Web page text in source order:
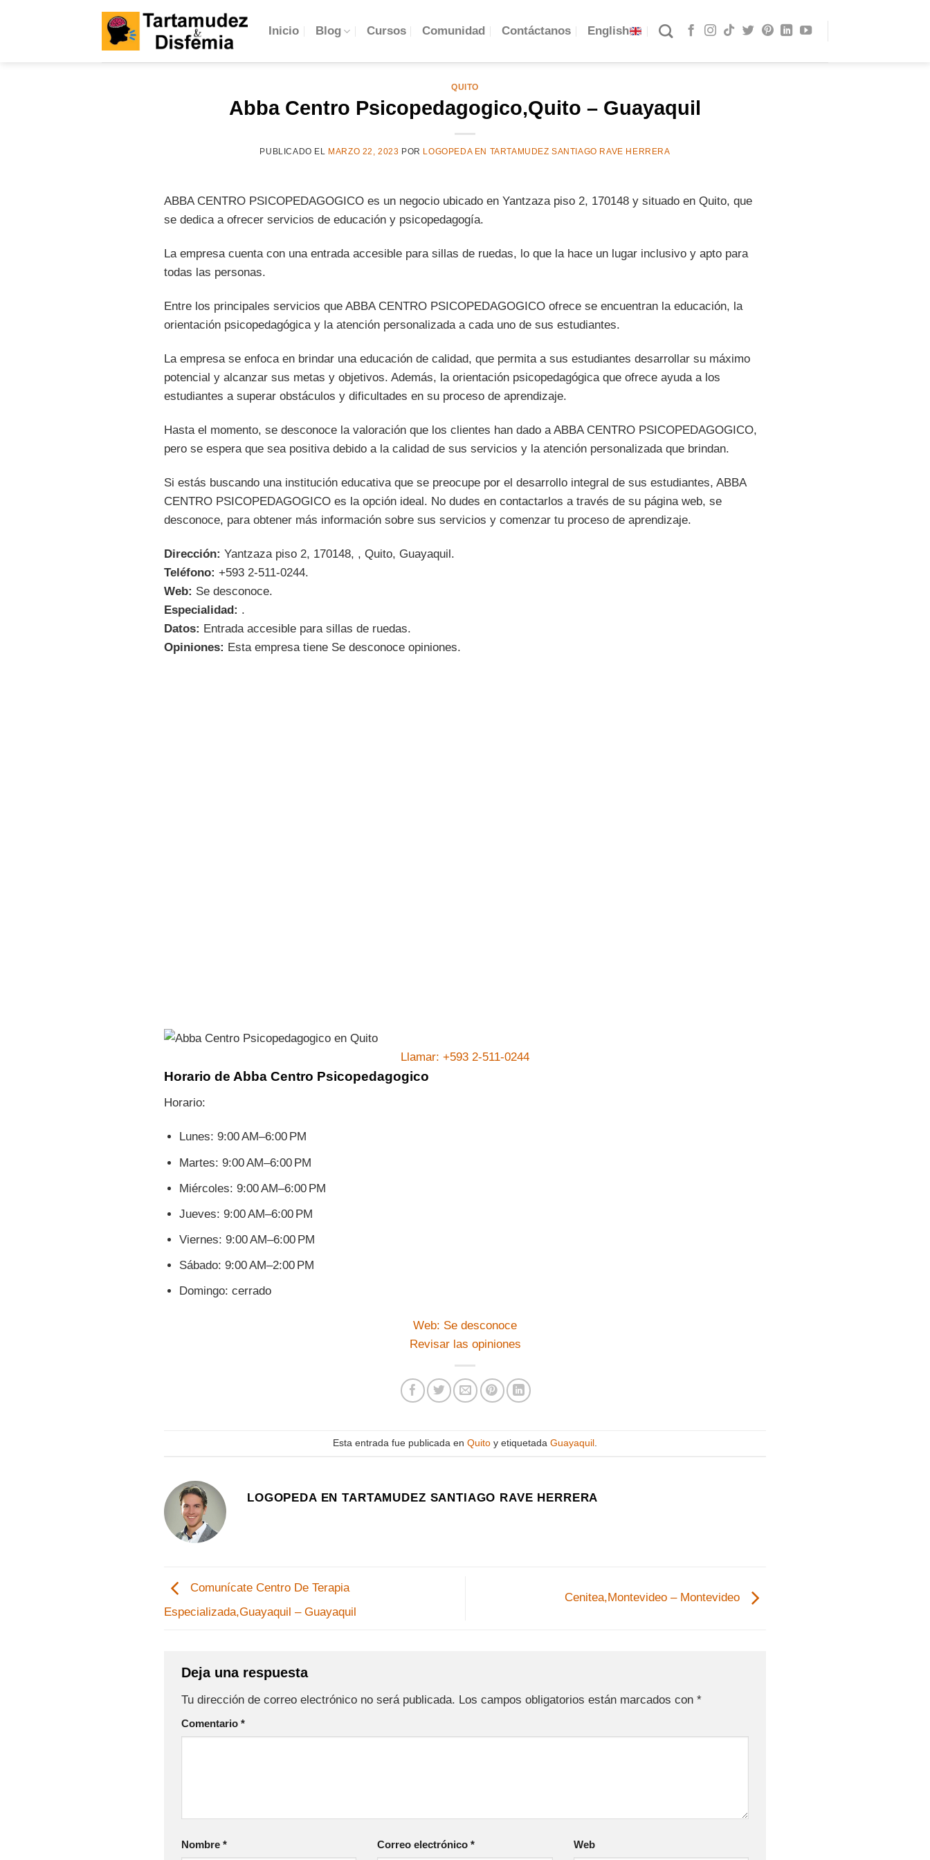
Inicio Blog Cursos Comunidad Contáctanos English
QUITO
Abba Centro Psicopedagogico,Quito – Guayaquil
PUBLICADO EL MARZO 22, 2023 POR LOGOPEDA EN TARTAMUDEZ SANTIAGO RAVE HERRERA
ABBA CENTRO PSICOPEDAGOGICO es un negocio ubicado en Yantzaza piso 2, 170148 y situado en Quito, que
se dedica a ofrecer servicios de educación y psicopedagogía.
La empresa cuenta con una entrada accesible para sillas de ruedas, lo que la hace un lugar inclusivo y apto para
todas las personas.
Entre los principales servicios que ABBA CENTRO PSICOPEDAGOGICO ofrece se encuentran la educación, la
orientación psicopedagógica y la atención personalizada a cada uno de sus estudiantes.
La empresa se enfoca en brindar una educación de calidad, que permita a sus estudiantes desarrollar su máximo
potencial y alcanzar sus metas y objetivos. Además, la orientación psicopedagógica que ofrece ayuda a los
estudiantes a superar obstáculos y dificultades en su proceso de aprendizaje.
Hasta el momento, se desconoce la valoración que los clientes han dado a ABBA CENTRO PSICOPEDAGOGICO,
pero se espera que sea positiva debido a la calidad de sus servicios y la atención personalizada que brindan.
Si estás buscando una institución educativa que se preocupe por el desarrollo integral de sus estudiantes, ABBA
CENTRO PSICOPEDAGOGICO es la opción ideal. No dudes en contactarlos a través de su página web, se
desconoce, para obtener más información sobre sus servicios y comenzar tu proceso de aprendizaje.
Dirección: Yantzaza piso 2, 170148, , Quito, Guayaquil.
Teléfono: +593 2-511-0244.
Web: Se desconoce.
Especialidad: .
Datos: Entrada accesible para sillas de ruedas.
Opiniones: Esta empresa tiene Se desconoce opiniones.
Llamar: +593 2-511-0244
Horario de Abba Centro Psicopedagogico
Horario:
Lunes: 9:00 AM–6:00 PM
Martes: 9:00 AM–6:00 PM
Miércoles: 9:00 AM–6:00 PM
Jueves: 9:00 AM–6:00 PM
Viernes: 9:00 AM–6:00 PM
Sábado: 9:00 AM–2:00 PM
Domingo: cerrado
Web: Se desconoce
Revisar las opiniones
Esta entrada fue publicada en Quito y etiquetada Guayaquil
LOGOPEDA EN TARTAMUDEZ SANTIAGO RAVE HERRERA
Comunícate Centro De Terapia
Especializada,Guayaquil – Guayaquil
Cenitea,Montevideo – Montevideo
Deja una respuesta
Tu dirección de correo electrónico no será publicada. Los campos obligatorios están marcados con *
Comentario *
Nombre * Correo electrónico* Web